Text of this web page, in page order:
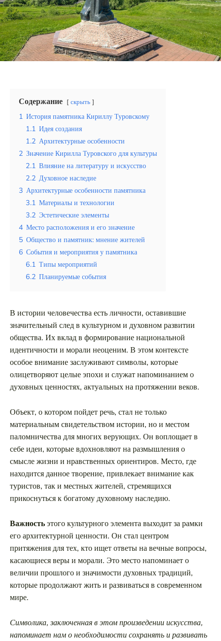
Эквадор
Топ мест отдыха
Анапа
Кавказские Минеральные Воды
Калининград
Крым
Сочи
Египет
ОАЭ
Таиланд
Турция
Шри-Ланка
Море
Анапа – идеальные пляжи и курорты
на Черном море для активного отдыха
Содержание скрыть
1 История памятника Кириллу Туровскому
1.1 Идея создания
1.2 Архитектурные особенности
2 Значение Кирилла Туровского для культуры
2.1 Влияние на литературу и искусство
2.2 Духовное наследие
3 Архитектурные особенности памятника
3.1 Материалы и технологии
3.2 Эстетические элементы
4 Место расположения и его значение
5 Общество и памятник: мнение жителей
6 События и мероприятия у памятника
6.1 Типы мероприятий
6.2 Планируемые события
В истории человечества есть личности, оставившие
значительный след в культурном и духовном развитии
общества. Их вклад в формирование национальной
идентичности и морали неоценим. В этом контексте
особое внимание заслуживают символы, которые
олицетворяют целые эпохи и служат напоминанием о
духовных ценностях, актуальных на протяжении веков.
Объект, о котором пойдет речь, стал не только
материальным свидетельством истории, но и местом
паломничества для многих верующих. Он воплощает в
себе идеи, которые вдохновляют на размышления о
смысле жизни и нравственных ориентиров. Место, где
находится данное творение, привлекает внимание как
туристов, так и местных жителей, стремящихся
прикоснуться к богатому духовному наследию.
Важностьэтого культурного элемента выходит за рамки
его архитектурной ценности. Он стал центром
притяжения для тех, кто ищет ответы на вечные вопросы,
касающиеся веры и морали. Это место напоминает о
величии прошлого и значимости духовных традиций,
которые продолжают жить и развиваться в современном
мире.
Символика, заключенная в этом произведении искусства,
напоминает нам о необходимости сохранять и развивать